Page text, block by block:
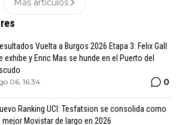
Más articulos
Vuelta a Burgos 2026 Etapa 3: Felix Gall
exhibe y Enric Mas se hunde en el Puerto del
06, 16:34 0
Ranking UCI: Tesfatsion se consolida como
mejor Movistar de largo en 2026